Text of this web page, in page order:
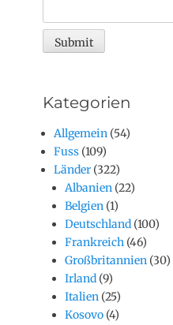
Kategorien
Allgemein (54)
Fuss (109)
Länder (322)
Albanien (22)
Belgien (1)
Deutschland (100)
Frankreich (46)
Großbritannien (30)
Irland (9)
Italien (25)
Kosovo (4)